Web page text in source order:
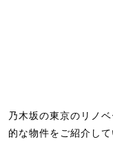
乃木坂の東京のリノ
的な物件をご紹介して